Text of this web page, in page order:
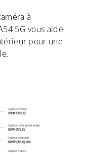
à
5G vous aide
pour une